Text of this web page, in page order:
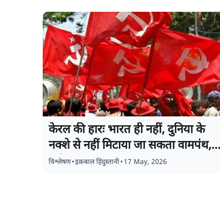
केरल की हारः भारत ही नहीं, दुनिया के
नक्शे से नहीं मिटाया जा सकता वामपंथ,
क्यों
विश्लेषण•इक़बाल हिंदुस्तानी• 17 May, 2026